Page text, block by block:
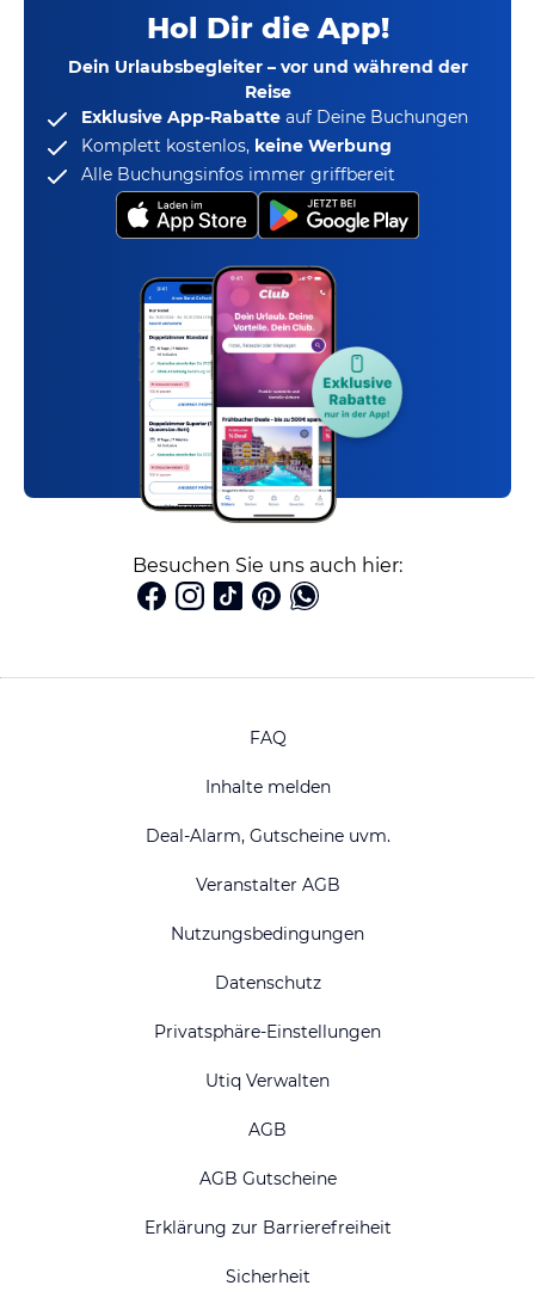
Hol Dir die App!
Dein Urlaubsbegleiter – vor und während der
Reise
Exklusive App-Rabatte auf Deine Buchungen
Komplett kostenlos, keine Werbung
Alle Buchungsinfos immer griffbereit
Besuchen Sie uns auch hier:
FAQ
Inhalte melden
Deal-Alarm, Gutscheine uvm.
Veranstalter AGB
Nutzungsbedingungen
Datenschutz
Privatsphäre-Einstellungen
Utiq Verwalten
AGB
AGB Gutscheine
Erklärung zur Barrierefreiheit
Sicherheit